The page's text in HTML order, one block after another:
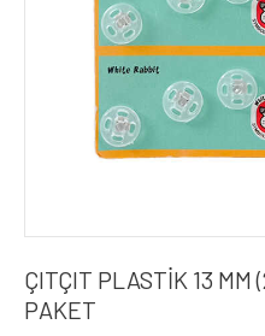
ÇITÇIT PLASTİK 13 MM
PAKET